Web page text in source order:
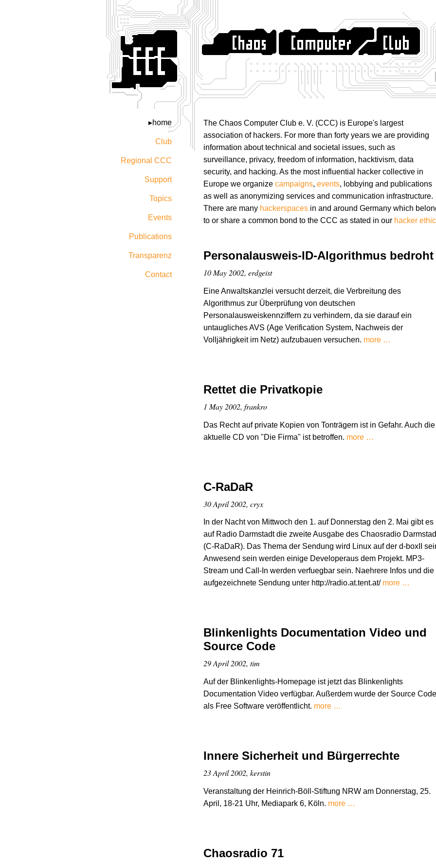
home
Club
Regional CCC
Support
Topics
Events
Publications
Transparenz
Contact
The Chaos Computer Club e. V. (CCC) is Europe's largest
association of hackers. For more than forty years we are providing
information about technical and societal issues, such as
surveillance, privacy, freedom of information, hacktivism, data
security, and hacking. As the most influential hacker collective in
Europe we organize campaigns, events, lobbying and publications
as well as anonymizing services and communication infrastructure.
There are many hackerspacesin and around Germany which
to or share a common bond to the CCC as stated in our hacker
Personalausweis-ID-Algorithmus bedroht
10 May 2002, erdgeist
Eine Anwaltskanzlei versucht derzeit, die Verbreitung des
Algorithmus zur Überprüfung von deutschen
Personalausweiskennziffern zu verhindern, da sie darauf ein
untaugliches AVS (Age Verification System, Nachweis der
Volljährigkeit im Netz) aufzubauen versuchen. more …
Rettet die Privatkopie
1 May 2002, frankro
Das Recht auf private Kopien von Tonträgern ist in Gefahr. Auch die
aktuelle CD von "Die Firma" ist betroffen. more …
C-RaDaR
30 April 2002, cryx
In der Nacht von Mittwoch den 1. auf Donnerstag den 2. Mai gibt es
auf Radio Darmstadt die zweite Ausgabe des Chaosradio
(C-RaDaR). Das Thema der Sendung wird Linux auf der d-boxII
Anwesend sein werden einige Developeraus dem Projekt. MP3-
Stream und Call-In werden verfuegbar sein. Naehrere Infos und die
aufgezeichnete Sendung unter http://radio.at.tent.at/ more …
Blinkenlights Documentation Video und
Source Code
29 April 2002, tim
Auf der Blinkenlights-Homepage ist jetzt das Blinkenlights
Documentation Video verfügbar. Außerdem wurde der Source Code
als Free Software veröffentlicht. more …
Innere Sicherheit und Bürgerrechte
23 April 2002, kerstin
Veranstaltung der Heinrich-Böll-Stiftung NRW am Donnerstag, 25.
April, 18-21 Uhr, Mediapark 6, Köln. more …
Chaosradio 71